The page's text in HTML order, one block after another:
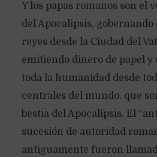
Y los papas romanos son el
del Apocalipsis,
reyes desde la Ciudad del
emitiendo dinero de papel
toda la humanidad desde
centrales del mundo, que
bestia del Apocalipsis. El
sucesión de autoridad
antiguamente fueron